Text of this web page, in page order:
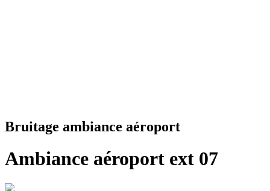
Bruitage ambiance aéroport
Ambiance aéroport ext 07